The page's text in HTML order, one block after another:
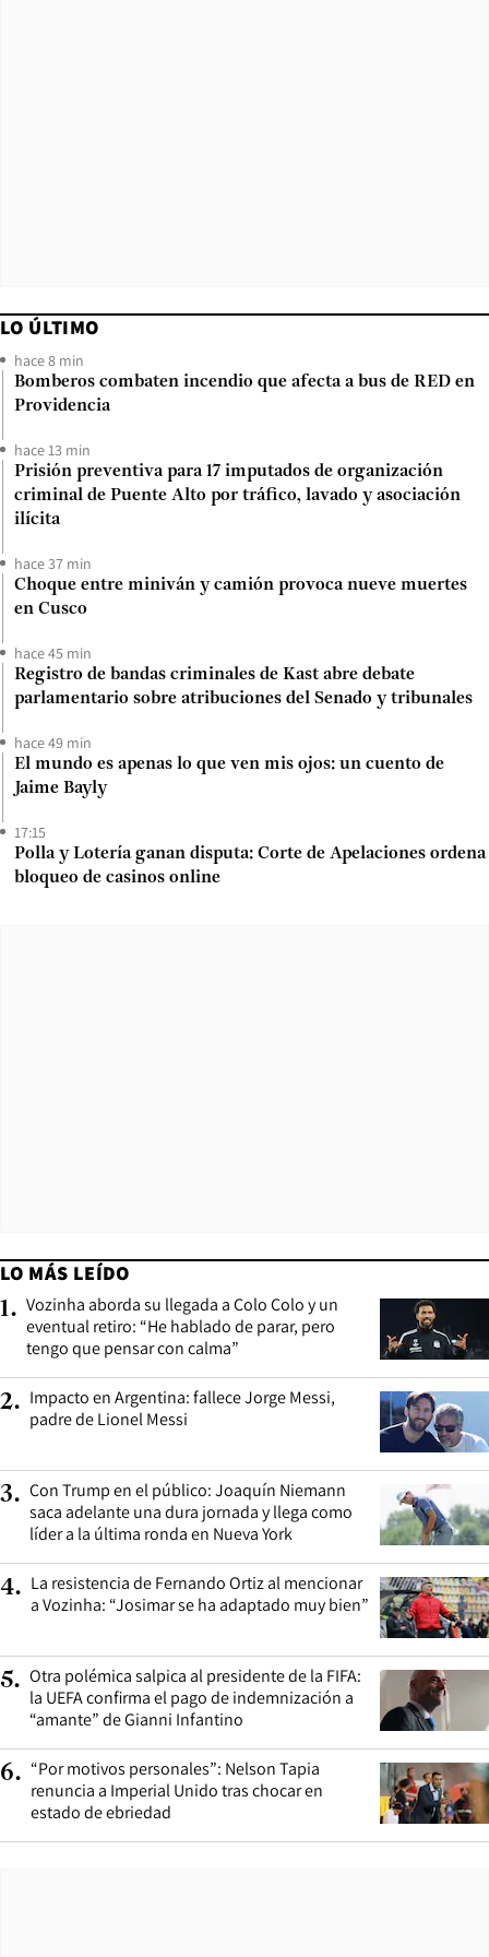
LO ÚLTIMO
hace 8 min
Bomberos combaten incendio que afecta a bus de RED en
Providencia
hace 13 min
Prisión preventiva para 17 imputados de organización
criminal de Puente Alto por tráfico, lavado y asociación
ilícita
hace 37 min
Choque entre miniván y camión provoca nueve muertes
en Cusco
hace 45 min
Registro de bandas criminales de Kast abre debate
parlamentario sobre atribuciones del Senado y tribunales
hace 49 min
El mundo es apenas lo que ven mis ojos: un cuento de
Jaime Bayly
17:15
Polla y Lotería ganan disputa: Corte de Apelaciones ordena
bloqueo de casinos online
LO MÁS LEÍDO
1. Vozinha aborda su llegada a Colo Colo y un
eventual retiro: “He hablado de parar, pero
tengo que pensar con calma”
2. Impacto en Argentina: fallece Jorge Messi,
padre de Lionel Messi
3. Con Trump en el público: Joaquín Niemann
saca adelante una dura jornada y llega como
líder a la última ronda en Nueva York
4. La resistencia de Fernando Ortiz al mencionar
a Vozinha: “Josimar se ha adaptado muy bien”
5. Otra polémica salpica al presidente de la FIFA:
la UEFA confirma el pago de indemnización a
“amante” de Gianni Infantino
6. “Por motivos personales”: Nelson Tapia
renuncia a Imperial Unido tras chocar en
estado de ebriedad